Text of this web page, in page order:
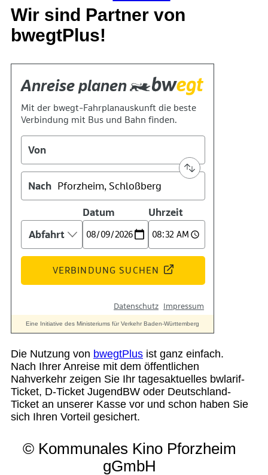
Suche
Wir sind Partner von
bwegtPlus!
Die Nutzung von bwegtPlus ist ganz einfach.
Nach Ihrer Anreise mit dem öffentlichen
Nahverkehr zeigen Sie Ihr tagesaktuelles bwlarif-
Ticket, D-Ticket JugendBW oder Deutschland-
Ticket an unserer Kasse vor und schon haben Sie
sich Ihren Vorteil gesichert.
© Kommunales Kino Pforzheim
gGmbH